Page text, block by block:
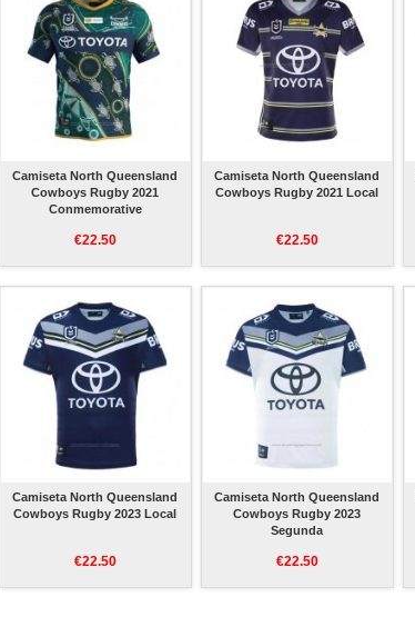
Camiseta North Queensland
Cowboys Rugby 2021
Conmemorative
€22.50
Camiseta North Queensland
Cowboys Rugby 2021 Local
€22.50
Camiseta North Queensland
Cowboys Rugby 2023 Local
€22.50
Camiseta North Queensland
Cowboys Rugby 2023
Segunda
€22.50